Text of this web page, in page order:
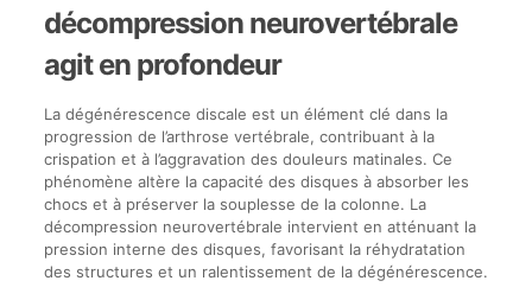
décompression neurovertébrale
agit en profondeur
La dégénérescence discale est un élément clé dans la
progression de l’arthrose vertébrale, contribuant à la
crispation et à l’aggravation des douleurs matinales. Ce
phénomène altère la capacité des disques à absorber les
chocs et à préserver la souplesse de la colonne. La
décompression neurovertébrale intervient en atténuant la
pression interne des disques, favorisant la réhydratation
des structures et un ralentissement de la dégénérescence.